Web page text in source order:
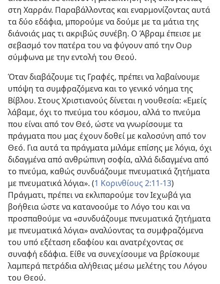
στη Χαρράν. Παραβάλλοντας και εναρμονίζοντας αυτά
τα δύο εδάφια, μπορούμε να δούμε με τα μάτια της
διάνοιάς μας τι ακριβώς συνέβη. Ο Άβραμ έπεισε με
σεβασμό τον πατέρα του να φύγουν από την Ουρ
σύμφωνα με την εντολή του Θεού.
Όταν διαβάζουμε τις Γραφές, πρέπει να λαβαίνουμε
υπόψη τα συμφραζόμενα και το γενικό νόημα της
Βίβλου. Στους Χριστιανούς δίνεται η νουθεσία: «Εμείς
λάβαμε, όχι το πνεύμα του κόσμου, αλλά το πνεύμα
που είναι από τον Θεό, ώστε να γνωρίσουμε τα
πράγματα που μας έχουν δοθεί με καλοσύνη από τον
Θεό. Για αυτά τα πράγματα μιλάμε επίσης με λόγια, όχι
διδαγμένα από ανθρώπινη σοφία, αλλά διδαγμένα από
το πνεύμα, καθώς συνδυάζουμε πνευματικά ζητήματα
με πνευματικά λόγια». (1 Κορινθίους 2:11-13)
Πράγματι, πρέπει να εκλιπαρούμε τον Ιεχωβά για
βοήθεια ώστε να κατανοούμε το Λόγο του και να
προσπαθούμε να «συνδυάζουμε πνευματικά ζητήματα
με πνευματικά λόγια» αναλύοντας τα συμφραζόμενα
του υπό εξέταση εδαφίου και ανατρέχοντας σε
συναφή εδάφια. Είθε να συνεχίσουμε να βρίσκουμε
λαμπερά πετράδια αλήθειας μέσω μελέτης του Λόγου
του Θεού.